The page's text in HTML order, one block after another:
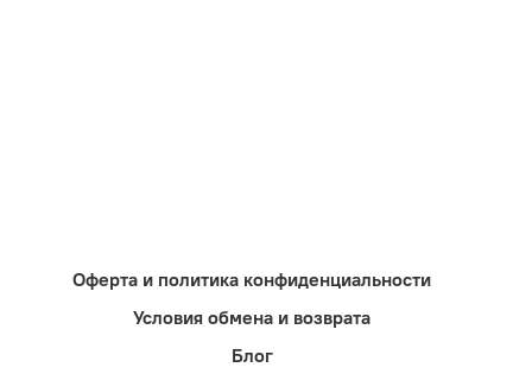
Оферта и политика конфиденциальности
Условия обмена и возврата
Блог